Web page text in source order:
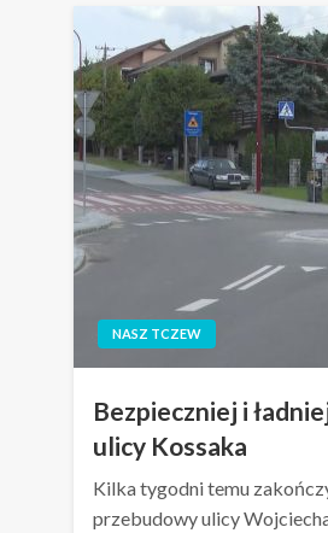
NASZ TCZEW
Bezpieczniej i
ulicy Kossaka
Kilka tygodni temu
przebudowy ulicy